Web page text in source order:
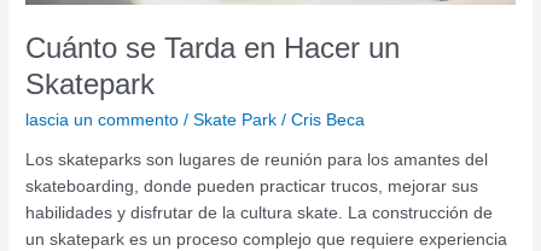
Cuánto se Tarda en Hacer un
Skatepark
lascia un commento /Skate Park /Cris Beca
Los skateparks son lugares de reunión para los amantes del
skateboarding, donde pueden practicar trucos, mejorar sus
habilidades y disfrutar de la cultura skate. La construcción de
un skatepark es un proceso complejo que requiere experiencia